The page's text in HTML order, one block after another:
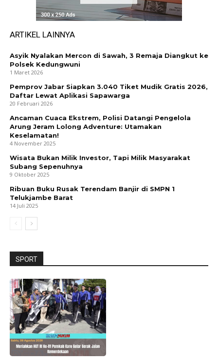
ARTIKEL LAINNYA
Asyik Nyalakan Mercon di Sawah, 3 Remaja Diangkut ke
Polsek Kedungwuni
1 Maret 2026
Pemprov Jabar Siapkan 3.040 Tiket Mudik Gratis 2026,
Daftar Lewat Aplikasi Sapawarga
20 Februari 2026
Ancaman Cuaca Ekstrem, Polisi Datangi Pengelola
Arung Jeram Lolong Adventure: Utamakan
Keselamatan!
4 November 2025
Wisata Bukan Milik Investor, Tapi Milik Masyarakat
Subang Sepenuhnya
9 Oktober 2025
Ribuan Buku Rusak Terendam Banjir di SMPN 1
Telukjambe Barat
14 Juli 2025
SPORT